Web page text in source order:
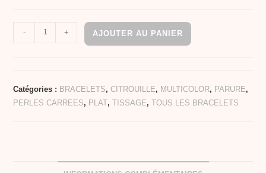
- + AJOUTER AU PANIER
Catégories : BRACELETS,CITROUILLE, MULTICOLOR, PARURE,
PERLES CARREES, PLAT,TISSAGE,TOUS LES BRACELETS